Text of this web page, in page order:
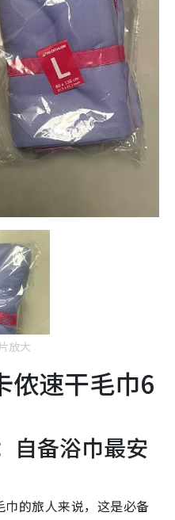
放大
侬速干毛巾6
自备浴巾最安
的旅人来说，这是必备